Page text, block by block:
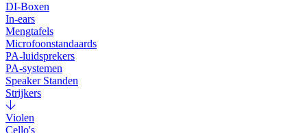
DI-Boxen
In-ears
Mengtafels
Microfoonstandaards
PA-luidsprekers
PA-systemen
Speaker Standen
Strijkers
Violen
Cello's